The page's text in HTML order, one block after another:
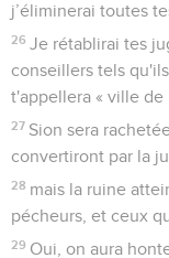
j’éliminerai toutes
26 Je rétablirai tes
conseillers tels
t'appellera « ville de
27 Sion sera
convertiront par la
28 mais la ruine
pécheurs, et ceux
29 Oui, on aura